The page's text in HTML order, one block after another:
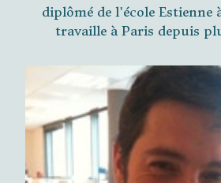
diplômé de l'école Estienne
travaille à Paris depuis